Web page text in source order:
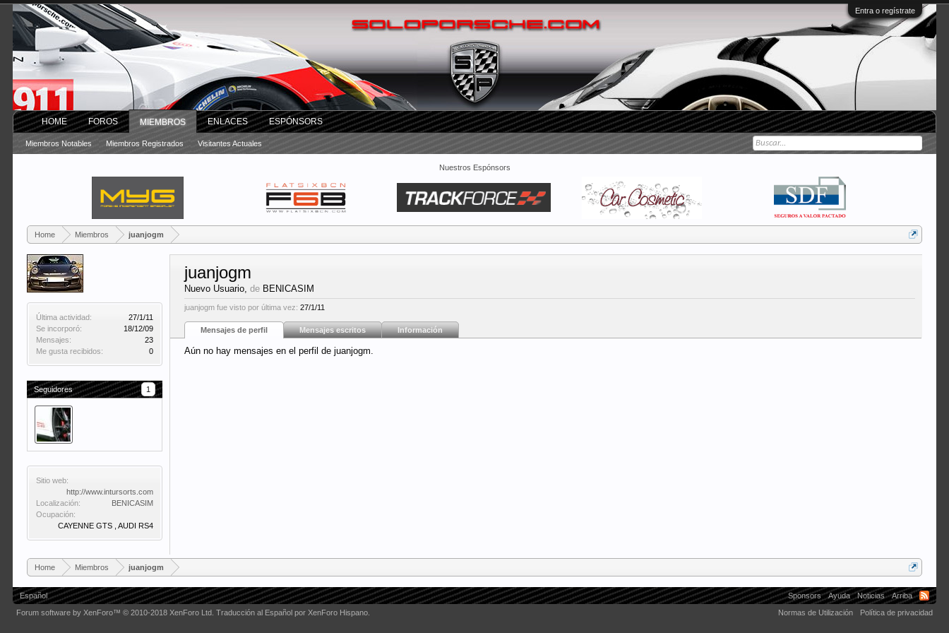
Entra o regístrate
Nuestros Espónsors
Home Miembros juanjogm
Última actividad:
27/1/11
Se incorporó:
18/12/09
Mensajes:
23
Me gusta recibidos:
0
Seguidores 1
Sitio web:
http://www.intursorts.com
Localización:
BENICASIM
Ocupación:
CAYENNE GTS , AUDI RS4
juanjogm
Nuevo Usuario,de BENICASIM
juanjogm fue visto por última vez: 27/1/11
Mensajes de perfil Mensajes escritos Información
Aún no hay mensajes en el perfil de juanjogm.
Home Miembros juanjogm
HOME FOROS MIEMBROS
Miembros Notables Miembros Registrados Visitantes Actuales
ENLACES ESPÓNSORS
Español Sponsors Ayuda Noticias
Arriba
Normas de Utilización
Política de privacidad
Forum software by XenForo™© 2010-2018 XenForo Ltd. Traducción al Español por XenForo Hispano.